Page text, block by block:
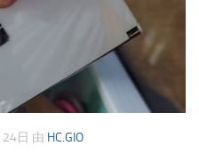
日 由 HC.GIO